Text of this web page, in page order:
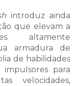
introduz ainda
que elevam a
altamente
armadura de
de habilidades
impulsores para
velocidades,